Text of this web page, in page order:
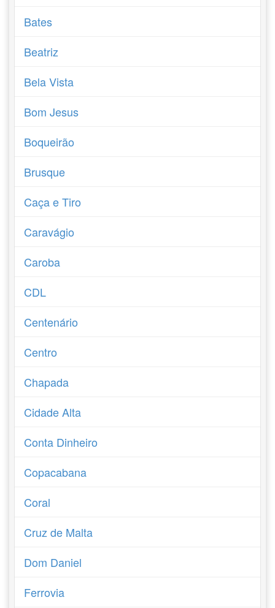
Bates
Beatriz
Bela Vista
Bom Jesus
Boqueirão
Brusque
Caça e Tiro
Caravágio
Caroba
CDL
Centenário
Centro
Chapada
Cidade Alta
Conta Dinheiro
Copacabana
Coral
Cruz de Malta
Dom Daniel
Ferrovia